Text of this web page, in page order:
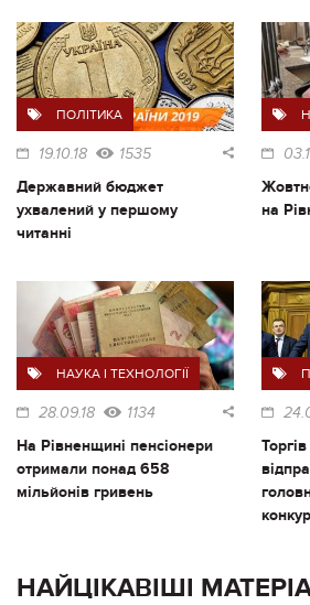
ПОЛІТИКА
19.10.18 1535
Державний бюджет
ухвалений у першому
читанні
на
НАУКА І ТЕХНОЛОГІЇ
28.09.18 1134
На Рівненщині пенсіонери
отримали понад 658
мільйонів гривень
НАЙЦІКАВІШІ